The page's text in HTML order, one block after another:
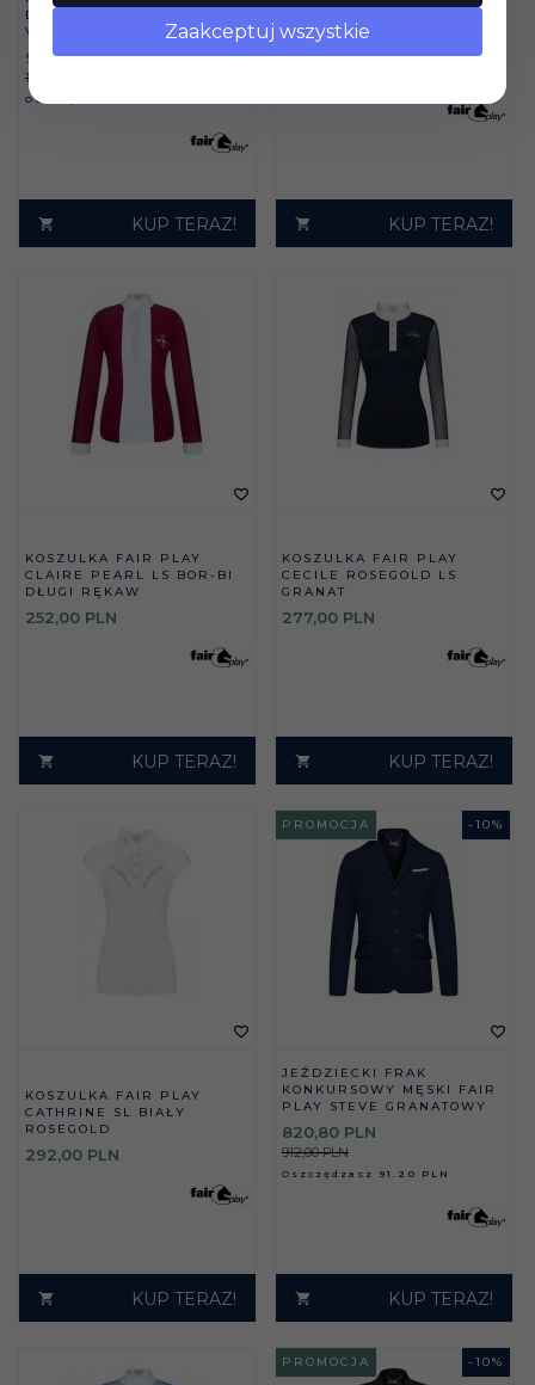
DAMSKI FAIR PLAY REIKO
VG BRĄZOWY
992,70 PLN
1103,00 PLN
Oszczędzasz
KUP TERAZ!
KOSZULKA Z DŁ. RĘK. FAIR
PLAY AIKO LS C. BEŻ
KUP TERAZ!
KOSZULKA FAIR PLAY
CLAIRE PEARL LS BOR-BI
DŁUGI RĘKAW
252,00 PLN
KUP TERAZ!
KOSZULKA FAIR PLAY
CECILE ROSEGOLD LS
GRANAT
277,00 PLN
KUP TERAZ!
KOSZULKA FAIR PLAY
CATHRINE SL BIAŁY
ROSEGOLD
292,00 PLN
KUP TERAZ!
- 10%
PROMOCJA
JEŹDZIECKI FRAK
KONKURSOWY MĘSKI FAIR
PLAY STEVE GRANATOWY
820,80 PLN
912,00 PLN
Oszczędzasz 91.20 PLN
KUP TERAZ!
- 10%
PROMOCJA
Zaakceptuj wszystkie